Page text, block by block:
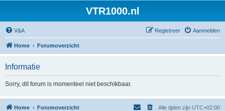
VTR1000.nl
V&A Aanmelden
Registreer
Home Forumoverzicht
Informatie
Sorry, dit forum is momenteel niet beschikbaar.
Home Forumoverzicht Alle tijden zijn UTC+02:00